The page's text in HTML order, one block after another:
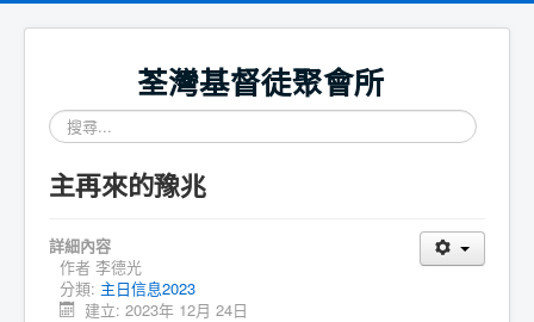
荃灣基督徒聚會所
搜
尋...
主再來的豫兆
詳細內容
作者 李德光
分類: 主日信息2023
建立: 2023年 12月 24日